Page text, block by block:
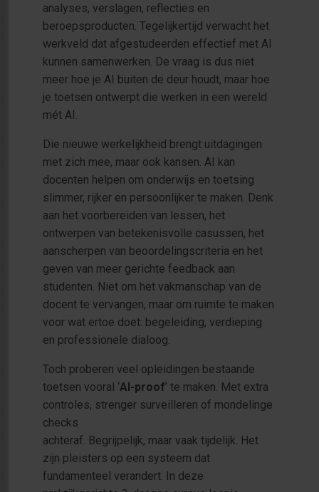
analyses, verslagen, reflecties en
beroepsproducten. Tegelijkertijd verwacht het
werkveld dat afgestudeerden effectief met AI
kunnen samenwerken. De vraag is dus niet
meer hoe je AI buiten de deur houdt, maar hoe
je toetsen ontwerpt die werken in een wereld
mét AI.
Die nieuwe werkelijkheid brengt uitdagingen
met zich mee, maar ook kansen. AI kan
docenten helpen om onderwijs en toetsing
slimmer, rijker en persoonlijker te maken. Denk
aan het voorbereiden van lessen, het
ontwerpen van betekenisvolle casussen, het
aanscherpen van beoordelingscriteria en het
geven van meer gerichte feedback aan
studenten. Niet om het vakmanschap van de
docent te vervangen, maar om ruimte te maken
voor wat ertoe doet: begeleiding, verdieping
en professionele dialoog.
Toch proberen veel opleidingen bestaande
toetsen vooral ‘AI-proof’ te maken. Met extra
controles, strenger surveilleren of mondelinge
checks
achteraf. Begrijpelijk, maar vaak tijdelijk. Het
zijn pleisters op een systeem dat
fundamenteel verandert. In deze